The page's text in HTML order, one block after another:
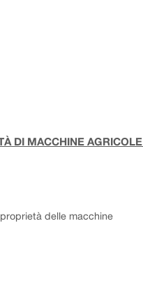
DI MACCHINE AGRICOLE
delle macchine